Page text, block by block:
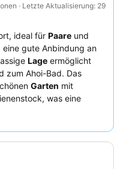
· Letzte Aktualisierung: 29
ideal für Paare und
gute Anbindung an
Lage ermöglicht
zum Ahoi-Bad. Das
Garten mit
was eine
und hilfsbereite
Erlebnis empfiehlt